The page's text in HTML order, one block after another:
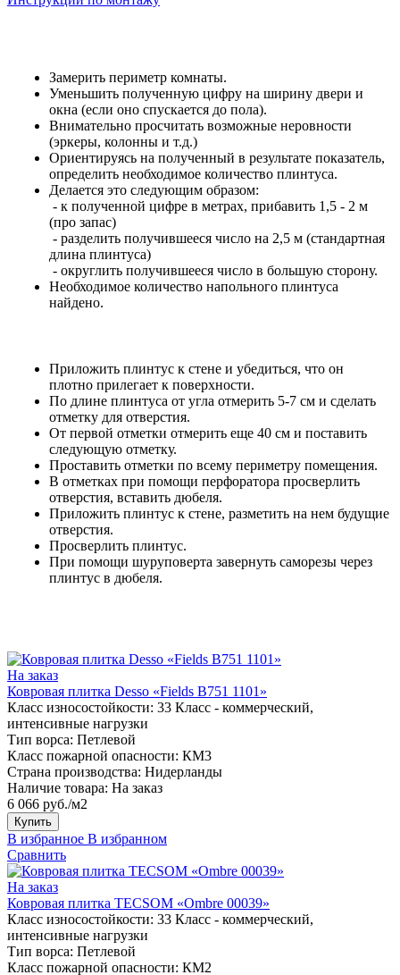
Замерить периметр комнаты.
Уменьшить полученную цифру на ширину двери и
окна (если оно спускается до пола).
Внимательно просчитать возможные неровности
(эркеры, колонны и т.д.)
Ориентируясь на полученный в результате показатель,
определить необходимое количество плинтуса.
Делается это следующим образом:
- к полученной цифре в метрах, прибавить 1,5 - 2 м
(про запас)
- разделить получившееся число на 2,5 м (стандартная
длина плинтуса)
- округлить получившееся число в большую сторону.
Необходимое количество напольного плинтуса
найдено.
Приложить плинтус к стене и убедиться, что он
плотно прилегает к поверхности.
По длине плинтуса от угла отмерить 5-7 см и сделать
отметку для отверстия.
От первой отметки отмерить еще 40 см и поставить
следующую отметку.
Проставить отметки по всему периметру помещения.
В отметках при помощи перфоратора просверлить
отверстия, вставить дюбеля.
Приложить плинтус к стене, разметить на нем будущие
отверстия.
Просверлить плинтус.
При помощи шуруповерта завернуть саморезы через
плинтус в дюбеля.
На заказ
Ковровая плитка Desso «Fields B751 1101»
Класс износостойкости: 33 Класс - коммерческий,
интенсивные нагрузки
Тип ворса: Петлевой
Класс пожарной опасности: КМ3
Страна производства: Нидерланды
Наличие товара: На заказ
6 066 руб./м2
Купить
В избранное В избранном
Сравнить
На заказ
Ковровая плитка TECSOM «Ombre 00039»
Класс износостойкости: 33 Класс - коммерческий,
интенсивные нагрузки
Тип ворса: Петлевой
Класс пожарной опасности: КМ2